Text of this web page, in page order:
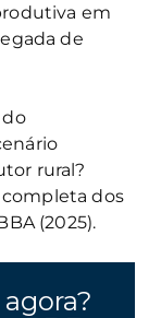
em
de
do
rural?
dos
(2025).